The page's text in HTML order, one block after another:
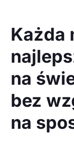
Każda
na
bez
na